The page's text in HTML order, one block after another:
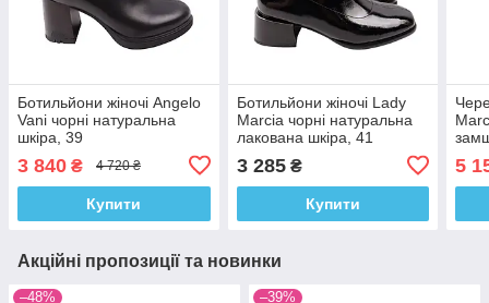
Ботильйони жіночі Angelo
Vani чорні натуральна
шкіра, 39
3 840 ₴ 4 720 ₴
Купити
Ботильйони жіночі Lady
Marcia чорні натуральна
лакована шкіра, 41
3 285₴
Купити
5
Акційні пропозиції та новинки
–48% –39%